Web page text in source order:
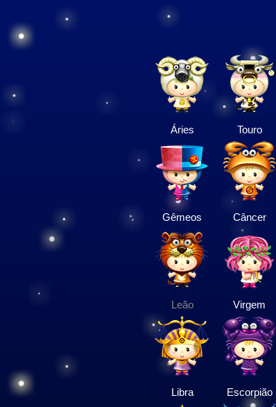
Áries Touro
Gêmeos Câncer
Leão Virgem
Libra Escorpião